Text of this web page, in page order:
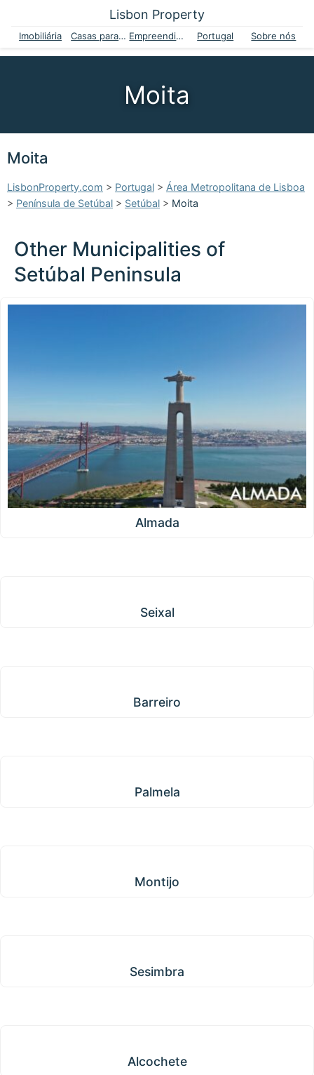
Lisbon Property
Imobiliária Casas para venda Empreendimentos Portugal Sobre nós
Moita
Moita
LisbonProperty.com > Portugal > Área Metropolitana de Lisboa
> Península de Setúbal > Setúbal > Moita
Other Municipalities of
Setúbal Peninsula
Almada
Seixal
Barreiro
Palmela
Montijo
Sesimbra
Alcochete